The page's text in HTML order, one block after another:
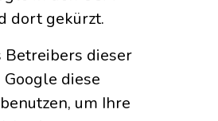
dort gekürzt.
Betreibers dieser
diese
um Ihre